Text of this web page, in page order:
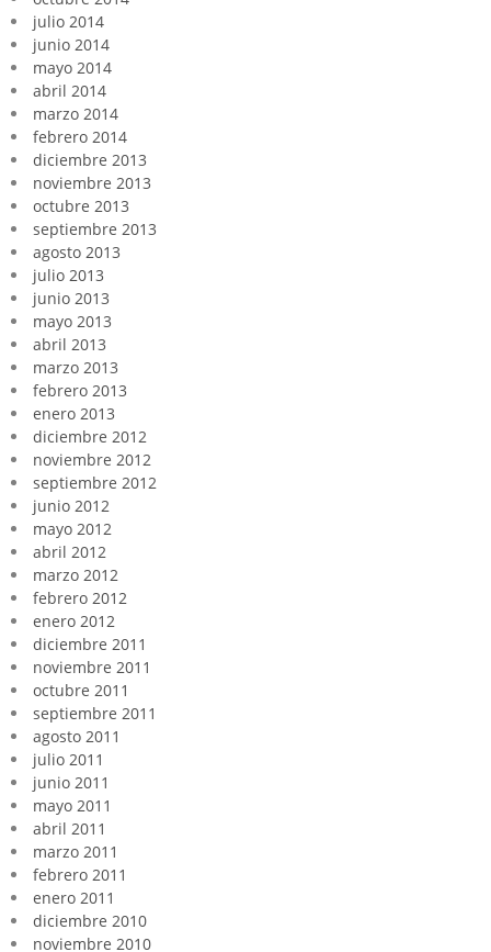
julio 2014
junio 2014
mayo 2014
abril 2014
marzo 2014
febrero 2014
diciembre 2013
noviembre 2013
octubre 2013
septiembre 2013
agosto 2013
julio 2013
junio 2013
mayo 2013
abril 2013
marzo 2013
febrero 2013
enero 2013
diciembre 2012
noviembre 2012
septiembre 2012
junio 2012
mayo 2012
abril 2012
marzo 2012
febrero 2012
enero 2012
diciembre 2011
noviembre 2011
octubre 2011
septiembre 2011
agosto 2011
julio 2011
junio 2011
mayo 2011
abril 2011
marzo 2011
febrero 2011
enero 2011
diciembre 2010
noviembre 2010